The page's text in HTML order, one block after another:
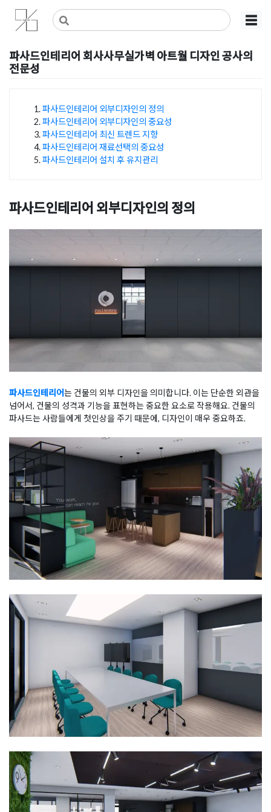
Skip
content
사무실인테리어 디자인 공사 비용견적 플랫폼
사무실인테리어 916
☰
파사드인테리어 회사사무실가벽 아트월 디자인 공사의
전문성
파사드인테리어 외부디자인의 정의
파사드인테리어 외부디자인의 중요성
파사드인테리어 최신 트렌드 지향
파사드인테리어 재료선택의 중요성
파사드인테리어 설치 후 유지관리
파사드인테리어 외부디자인의 정의
파사드인테리어는 건물의 외부 디자인을 의미합니다. 이는 단순한 외관을
넘어서, 건물의 성격과 기능을 표현하는 중요한 요소로 작용해요. 건물의
파사드는 사람들에게 첫인상을 주기 때문에, 디자인이 매우 중요하죠.